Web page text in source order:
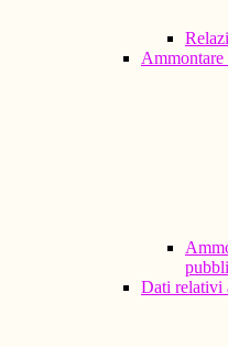
Ammontare
Dati relativi